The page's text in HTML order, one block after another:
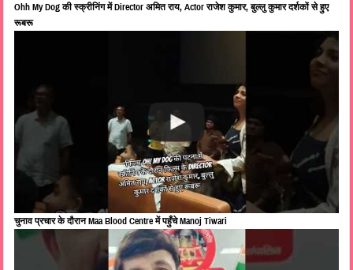
Ohh My Dog की स्क्रीनिंग में Director अमित राय, Actor राजेश कुमार, बुल्लु कुमार दर्शकों से हुए
रूबरू
चुनाव प्रचार के दौरान Maa Blood Centre में पहुँचे Manoj Tiwari